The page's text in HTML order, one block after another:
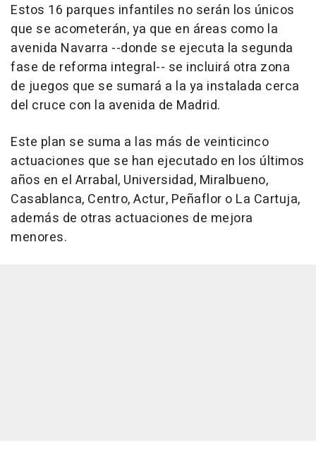
Estos 16 parques infantiles no serán los únicos
que se acometerán, ya que en áreas como la
avenida Navarra --donde se ejecuta la segunda
fase de reforma integral-- se incluirá otra zona
de juegos que se sumará a la ya instalada cerca
del cruce con la avenida de Madrid.
Este plan se suma a las más de veinticinco
actuaciones que se han ejecutado en los últimos
años en el Arrabal, Universidad, Miralbueno,
Casablanca, Centro, Actur, Peñaflor o La Cartuja,
además de otras actuaciones de mejora
menores.